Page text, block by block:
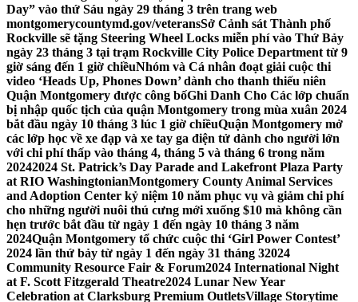
Day” vào thứ Sáu ngày 29 tháng 3 trên trang web
montgomerycountymd.gov/veteransSở Cảnh sát Thành phố
Rockville sẽ tặng Steering Wheel Locks miễn phí vào Thứ Bảy
ngày 23 tháng 3 tại trạm Rockville City Police Department từ 9
giờ sáng đến 1 giờ chiềuNhóm và Cá nhân đoạt giải cuộc thi
video ‘Heads Up, Phones Down’ dành cho thanh thiếu niên
Quận Montgomery được công bốGhi Danh Cho Các lớp chuẩn
bị nhập quốc tịch của quận Montgomery trong mùa xuân 2024
bắt đầu ngày 10 tháng 3 lúc 1 giờ chiềuQuận Montgomery mở
các lớp học về xe đạp và xe tay ga điện tử dành cho người lớn
với chi phí thấp vào tháng 4, tháng 5 và tháng 6 trong năm
20242024 St. Patrick’s Day Parade and Lakefront Plaza Party
at RIO WashingtonianMontgomery County Animal Services
and Adoption Center kỷ niệm 10 năm phục vụ và giảm chi phí
cho những người nuôi thú cưng mới xuống $10 mà không cần
hẹn trước bắt đầu từ ngày 1 đến ngày 10 tháng 3 năm
2024Quận Montgomery tổ chức cuộc thi ‘Girl Power Contest’
2024 lần thứ bảy từ ngày 1 đến ngày 31 tháng 32024
Community Resource Fair & Forum2024 International Night
at F. Scott Fitzgerald Theatre2024 Lunar New Year
Celebration at Clarksburg Premium OutletsVillage Storytime